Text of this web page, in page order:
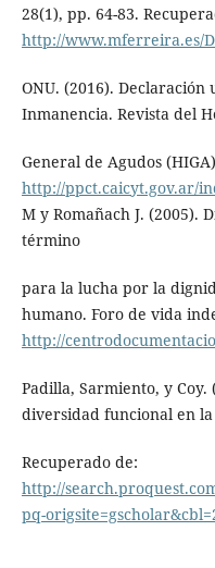
28(1), pp. 64-83.
http://www.mferreira.es/
ONU. (2016).
Inmanencia. Revista del
General de Agudos
http://ppct.caicyt.gov.ar/
M y Romañach J. (2005).
término
para la lucha por la
humano. Foro de vida
http://
Padilla, Sarmiento, y
diversidad funcional en
Recuperado de:
http://
pq-